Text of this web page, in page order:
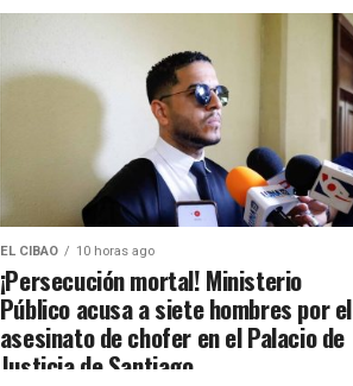
EL CIBAO 10 horas ago
¡Persecución mortal! Ministerio
Público acusa a siete hombres por el
asesinato de chofer en el Palacio de
Justicia de Santiago